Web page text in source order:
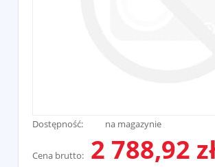
Dostępność: na magazynie
Cena brutto: 2 788,92